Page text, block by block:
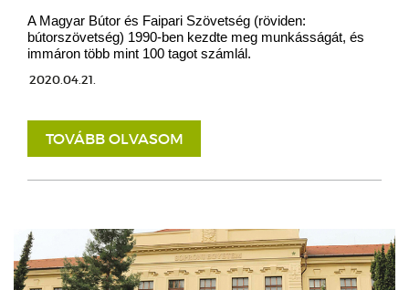
A Magyar Bútor és Faipari Szövetség (röviden:
bútorszövetség) 1990-ben kezdte meg munkásságát, és
immáron több mint 100 tagot számlál.
2020.04.21.
TOVÁBB OLVASOM